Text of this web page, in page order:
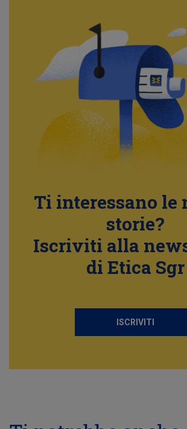
Ti interessano le
storie?
Iscriviti alla
di Etica Sgr
ISCRIVITI